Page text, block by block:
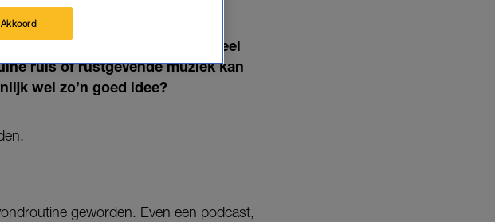
gesnurk van je huisgenoot? Veel
ruis of rustgevende muziek kan
wel zo’n goed idee?
geworden. Even een podcast,
Akkoord